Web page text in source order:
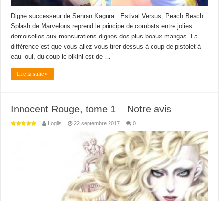
Digne successeur de Senran Kagura : Estival Versus, Peach Beach
Splash de Marvelous reprend le principe de combats entre jolies
demoiselles aux mensurations dignes des plus beaux mangas. La
différence est que vous allez vous tirer dessus à coup de pistolet à
eau, oui, du coup le bikini est de …
Lire la suite »
Innocent Rouge, tome 1 – Notre avis
Loglis 22 septembre 2017 0